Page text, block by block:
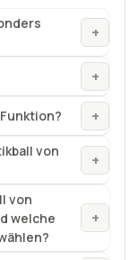
+
+
+
von
+
von
welche
+